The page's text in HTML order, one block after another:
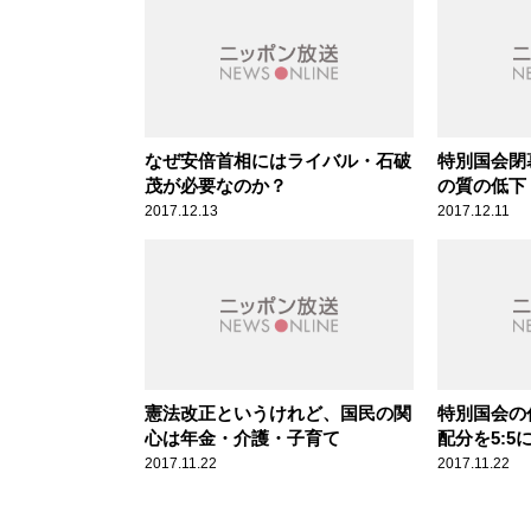
なぜ安倍首相にはライバル・石破
茂が必要なのか？
2017.12.13
特別国会
の質の低下
2017.12.11
憲法改正というけれど、国民の関
心は年金・介護・子育て
2017.11.22
特別国会
配分を5:5
2017.11.22